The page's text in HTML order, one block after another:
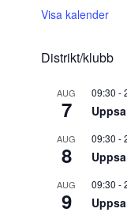
Visa kalender
Distrikt/klubb
AUG
7
09:30 -
AUG
8
09:30 -
AUG
9
09:30 -